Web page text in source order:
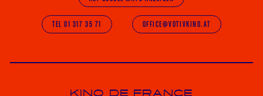
TEL 01 317 35 71 OFFICE@VOTIVKINO.AT
KINO DE FRANCE